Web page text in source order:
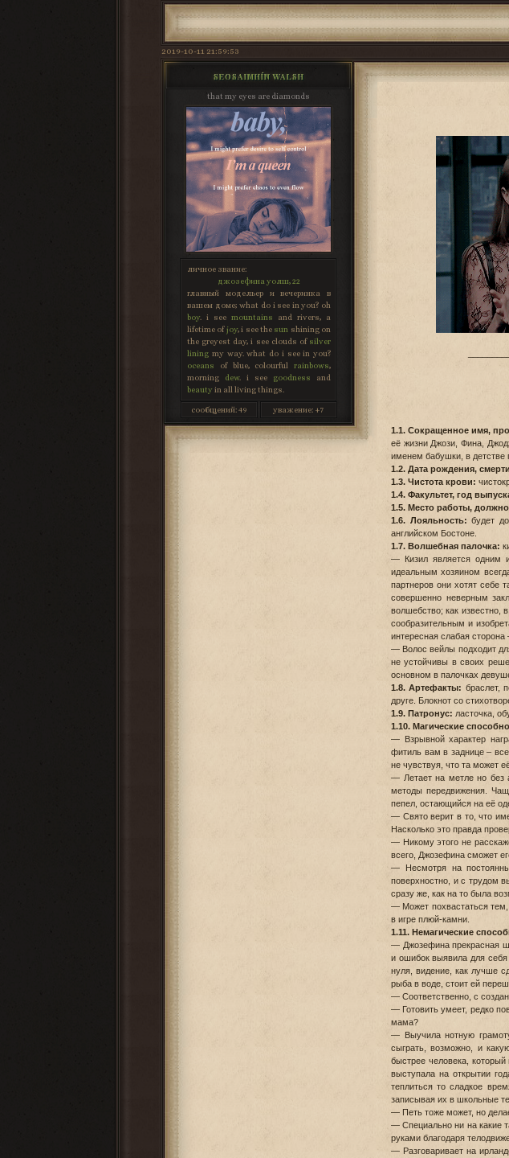
2019-10-11 21:59:53
SEOSAIMHÍN WALSH
that my eyes are diamonds
личное звание:
джозефина уолш, 22
главный модельер и вечеринка в
вашем доме; what do i see in you? oh
boy . i see mountains and rivers, a
lifetime ofjoy, i see the sun shining on
the greyest day, i see clouds of silver
lining my way. what do i see in you?
oceans of blue, colourful rainbows,
morning dew. i see goodness and
beauty in all living things.
сообщений:49 уважение: +7
1.1. Сокращенное имя,
её жизни Джози, Фина,
именем бабушки, в
1.2. Дата рождения,
1.3. Чистота крови:
1.4. Факультет, год
1.5. Место работы,
1.6. Лояльность: будет
английском Бостоне.
1.7. Волшебная палочка:
— Кизил является одним
идеальным хозяином
партнеров они хотят себе
совершенно неверным
волшебство; как известно,
сообразительным и
интересная слабая
— Волос вейлы подходит
не устойчивы в своих
основном в палочках
1.8. Артефакты: браслет,
друге. Блокнот со
1.9. Патронус: ласточка,
1.10. Магические
— Взрывной характер
фитиль вам в заднице –
не чувствуя, что та может
— Летает на метле но без
методы передвижения.
пепел, остающийся на её
— Свято верит в то, что
Насколько это правда
— Никому этого не
всего, Джозефина сможет
— Несмотря на
поверхностно, и с трудом
сразу же, как на то была
— Может похвастаться тем,
в игре плюй-камни.
1.11. Немагические
— Джозефина прекрасная
и ошибок выявила для
нуля, видение, как лучше
рыба в воде, стоит ей
— Соответственно, с
— Готовить умеет, редко
мама?
— Выучила нотную
сыграть, возможно, и
быстрее человека,
выступала на открытии
теплиться то сладкое
записывая их в школьные
— Петь тоже может, но
— Специально ни на какие
руками благодаря
— Разговаривает на